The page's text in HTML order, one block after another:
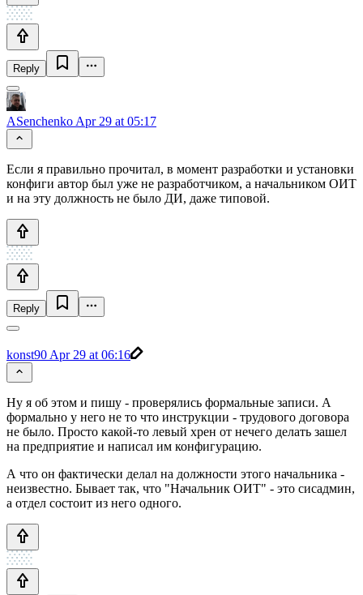
Reply
ASenchenko Apr 29 at 05:17
Если я правильно прочитал, в момент разработки и установки
конфиги автор был уже не разработчиком, а начальником ОИТ
и на эту должность не было ДИ, даже типовой.
Reply
konst90 Apr 29 at 06:16
Ну я об этом и пишу - проверялись формальные записи. А
формально у него не то что инструкции - трудового договора
не было. Просто какой-то левый хрен от нечего делать зашел
на предприятие и написал им конфигурацию.
А что он фактически делал на должности этого начальника -
неизвестно. Бывает так, что "Начальник ОИТ" - это сисадмин,
а отдел состоит из него одного.